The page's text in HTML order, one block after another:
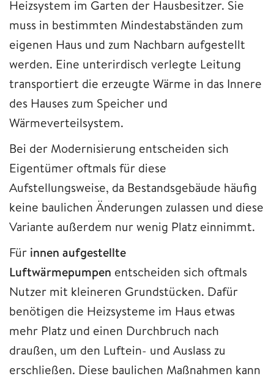
Heizsystem im Garten der Hausbesitzer. Sie
muss in bestimmten Mindestabständen zum
eigenen Haus und zum Nachbarn aufgestellt
werden. Eine unterirdisch verlegte Leitung
transportiert die erzeugte Wärme in das Innere
des Hauses zum Speicher und
Wärmeverteilsystem.
Bei der Modernisierung entscheiden sich
Eigentümer oftmals für diese
Aufstellungsweise, da Bestandsgebäude häufig
keine baulichen Änderungen zulassen und diese
Variante außerdem nur wenig Platz einnimmt.
Für innen aufgestellte
Luftwärmepumpen entscheiden sich oftmals
Nutzer mit kleineren Grundstücken. Dafür
benötigen die Heizsysteme im Haus etwas
mehr Platz und einen Durchbruch nach
draußen, um den Luftein- und Auslass zu
erschließen. Diese baulichen Maßnahmen kann